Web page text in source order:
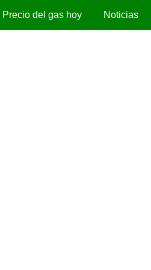
Precio del gas hoy Noticias